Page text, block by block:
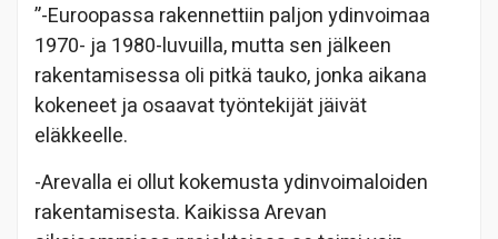
”-Euroopassa rakennettiin paljon ydinvoimaa
1970- ja 1980-luvuilla, mutta sen jälkeen
rakentamisessa oli pitkä tauko, jonka aikana
kokeneet ja osaavat työntekijät jäivät
eläkkeelle.
-Arevalla ei ollut kokemusta ydinvoimaloiden
rakentamisesta. Kaikissa Arevan